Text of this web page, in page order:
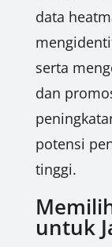
data
serta
dan
potensi
tinggi.
untuk